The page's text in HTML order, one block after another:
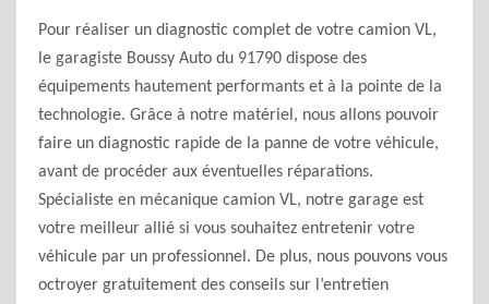
Pour réaliser un diagnostic complet de votre camion VL,
le garagiste Boussy Auto du 91790 dispose des
équipements hautement performants et à la pointe de la
technologie. Grâce à notre matériel, nous allons pouvoir
faire un diagnostic rapide de la panne de votre véhicule,
avant de procéder aux éventuelles réparations.
Spécialiste en mécanique camion VL, notre garage est
votre meilleur allié si vous souhaitez entretenir votre
véhicule par un professionnel. De plus, nous pouvons vous
octroyer gratuitement des conseils sur l’entretien